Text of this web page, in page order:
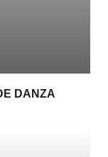
DANZA